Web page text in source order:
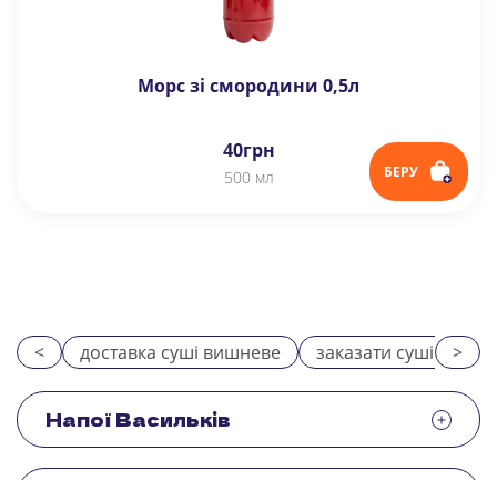
Морс зі смородини 0,5л
40грн
500 мл БЕРУ
< доставка суші вишневе заказати суші >
Напої Васильків